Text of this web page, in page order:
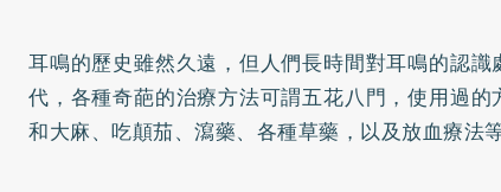
耳鳴的歷史雖然久遠，但人們長時間對耳鳴的認
代，各種奇葩的治療方法可謂五花八門，使用過
和大麻、吃顛茄、瀉藥、各種草藥，以及放血療法等